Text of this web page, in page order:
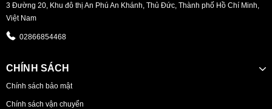
3 Đường 20, Khu đô thị An Phú An Khánh, Thủ Đức, Thành phố Hồ Chí Minh,
Việt Nam
02866854468
CHÍNH SÁCH
Chính sách bảo mật
Chính sách vận chuyển